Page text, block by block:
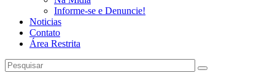
Informe-se e Denuncie!
Noticias
Contato
Área Restrita